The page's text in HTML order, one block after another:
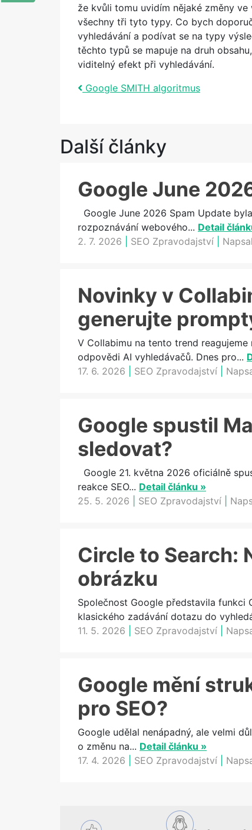
že kvůli tomu uvidím nějaké změny
všechny tři tyto typy. Co bych
vyhledávání a podívat se na typy
těchto typů se mapuje na druh
viditelný efekt při vyhledávání.
Post navigation
Google SMITH algoritmus
Další články
Google June
Google June 2026 Spam Update
rozpoznávání webového... Detail
2. 7. 2026
SEO Zpravodajství
Novinky v
generujte
V Collabimu na tento trend
odpovědi AI vyhledávačů. Dnes pro...
17. 6. 2026
SEO Zpravodajství
Google spustil
sledovat?
Google 21. května 2026 oficiálně
reakce SEO... Detail článku »
25. 5. 2026
SEO Zpravodajství
Circle to Search:
obrázku
Společnost Google představila funkci
klasického zadávání dotazu do
11. 5. 2026
SEO Zpravodajství
Google mění
pro SEO?
Google udělal nenápadný, ale velmi
o změnu na... Detail článku »
17. 4. 2026
SEO Zpravodajství